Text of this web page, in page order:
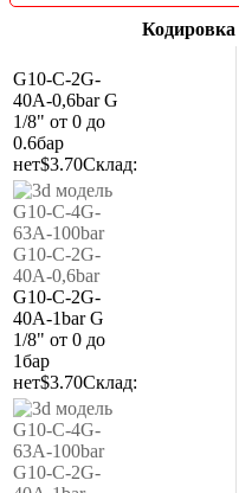
Кодировка
G10-C-2G-
40A-0,6barG
1/8" от 0 до
0.6бар
нет$3.70Склад:
G10-C-2G-
40A-1barG
1/8" от 0 до
1бар
нет$3.70Склад: